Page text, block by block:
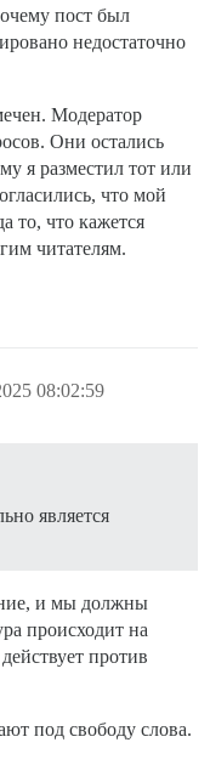
пост был
недостаточно
Модератор
Они остались
я разместил тот или
что мой
то, что кажется
читателям.
08:02:59
является
и мы должны
происходит на
против
под свободу слова.